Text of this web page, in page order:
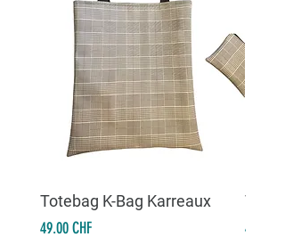
Totebag K-Bag Karreaux
Prix
49.00 CHF Prix
49.00